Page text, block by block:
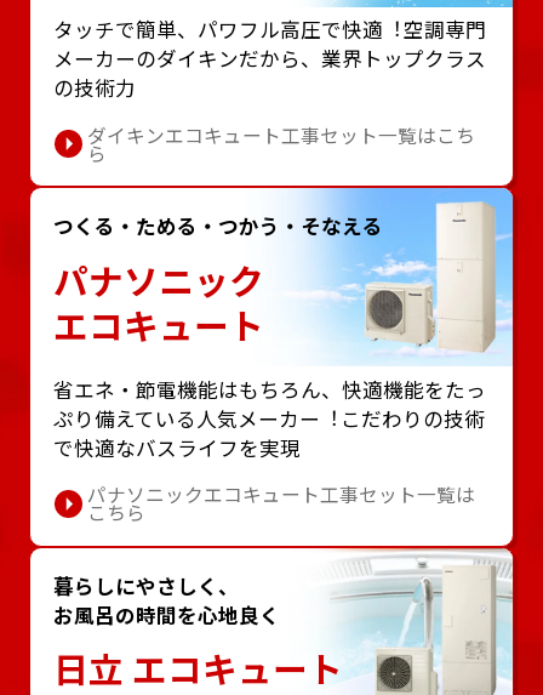
タッチで簡単、パワフル⾼圧で快適︕空調専⾨
メーカーのダイキンだから、業界トップクラス
の技術⼒
ダイキンエコキュート工事セット一覧はこち
ら
つくる・ためる・つかう・そなえる
パナソニック
エコキュート
省エネ・節電機能はもちろん、快適機能をたっ
ぷり備えている⼈気メーカー︕こだわりの技術
で快適なバスライフを実現
パナソニックエコキュート工事セット一覧は
こちら
暮らしにやさしく、
お風呂の時間を心地良く
日立 エコキュート